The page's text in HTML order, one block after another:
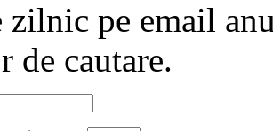
zilnic pe email
de cautare.